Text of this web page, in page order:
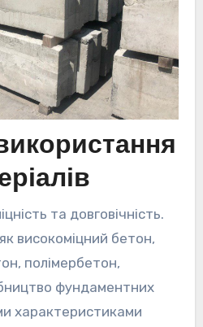
та довговічність.
високоміцний бетон,
полімербетон,
фундаментних
характеристиками